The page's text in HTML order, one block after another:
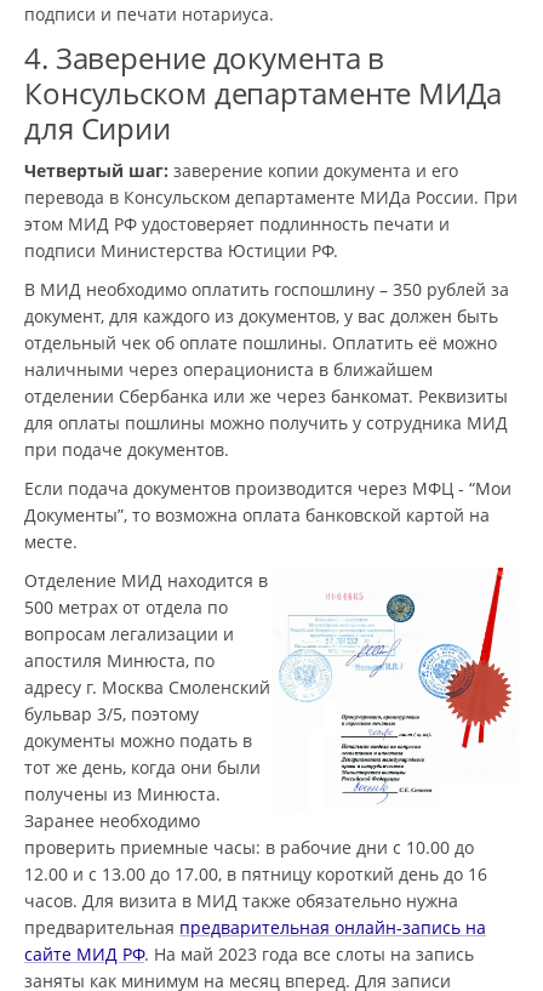
подписи и печати нотариуса.
4. Заверение документа в
Консульском департаменте МИДа
для Сирии
Четвертый шаг: заверение копии документа и его
перевода в Консульском департаменте МИДа России. При
этом МИД РФ удостоверяет подлинность печати и
подписи Министерства Юстиции РФ.
В МИД необходимо оплатить госпошлину – 350 рублей за
документ, для каждого из документов, у вас должен быть
отдельный чек об оплате пошлины. Оплатить её можно
наличными через операциониста в ближайшем
отделении Сбербанка или же через банкомат. Реквизиты
для оплаты пошлины можно получить у сотрудника МИД
при подаче документов.
Если подача документов производится через МФЦ - “Мои
Документы”, то возможна оплата банковской картой на
месте.
Отделение МИД находится в
500 метрах от отдела по
вопросам легализации и
апостиля Минюста, по
адресу г. Москва Смоленский
бульвар 3/5, поэтому
документы можно подать в
тот же день, когда они были
получены из Минюста.
Заранее необходимо
проверить приемные часы: в рабочие дни с 10.00 до
12.00 и с 13.00 до 17.00, в пятницу короткий день до 16
часов. Для визита в МИД также обязательно нужна
предварительная предварительная онлайн-запись на
сайте МИД РФ. На май 2023 года все слоты на запись
заняты как минимум на месяц вперед. Для записи